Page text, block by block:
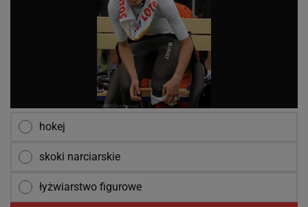
hokej
skoki narciarskie
łyżwiarstwo figurowe